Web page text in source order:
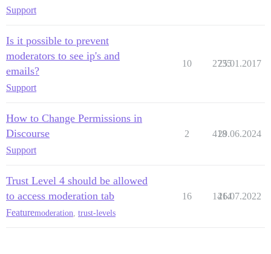
Support
Is it possible to prevent
moderators to see ip's and
emails?
Support
10 2735
25.01.2017
How to Change Permissions in
Discourse
Support
2 418
29.06.2024
Trust Level 4 should be allowed
to access moderation tab
Featuremoderation trust-levels
16 1414
26.07.2022